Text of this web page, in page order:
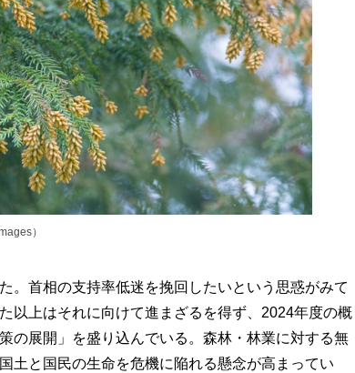
）
。首相の支持率低迷を挽回したいという思惑がみて
以上はそれに向けて進まざるを得ず、2024年度の概
の展開」を盛り込んでいる。森林・林業に対する無
土と国民の生命を危機に陥れる懸念が高まってい